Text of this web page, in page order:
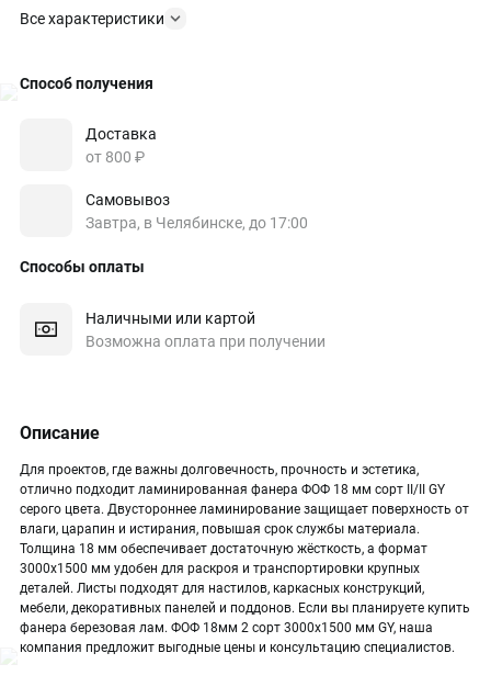
Все характеристики
Способ получения
Доставка
от 800 ₽
Самовывоз
Завтра, в Челябинске, до 17:00
Способы оплаты
Наличными или картой
Возможна оплата при получении
Описание
Для проектов, где важны долговечность, прочность и эстетика,
отлично подходит ламинированная фанера ФОФ 18 мм сорт II/II GY
серого цвета. Двустороннее ламинирование защищает поверхность от
влаги, царапин и истирания, повышая срок службы материала.
Толщина 18 мм обеспечивает достаточную жёсткость, а формат
3000х1500 мм удобен для раскроя и транспортировки крупных
деталей. Листы подходят для настилов, каркасных конструкций,
мебели, декоративных панелей и поддонов. Если вы планируете купить
фанера березовая лам. ФОФ 18мм 2 сорт 3000х1500 мм GY, наша
компания предложит выгодные цены и консультацию специалистов.